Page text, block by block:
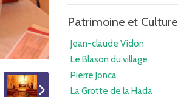
Patrimoine et Culture
Jean-claude Vidon
Le Blason du village
Pierre Jonca
La Grotte de la Hada